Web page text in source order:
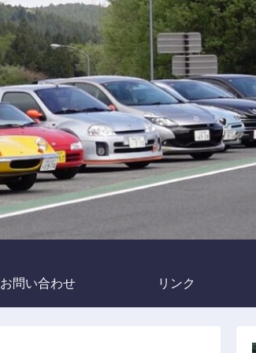
お問い合わせ リンク